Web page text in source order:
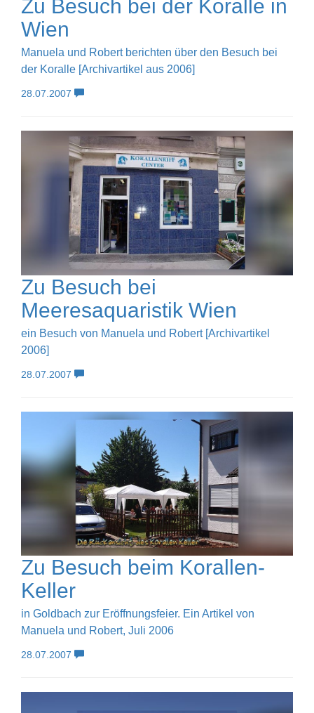
Zu Besuch bei der Koralle in
Wien
Manuela und Robert berichten über den Besuch bei
der Koralle [Archivartikel aus 2006]
28.07.2007
Zu Besuch bei
Meeresaquaristik Wien
ein Besuch von Manuela und Robert [Archivartikel
2006]
28.07.2007
Zu Besuch beim Korallen-
Keller
in Goldbach zur Eröffnungsfeier. Ein Artikel von
Manuela und Robert, Juli 2006
28.07.2007